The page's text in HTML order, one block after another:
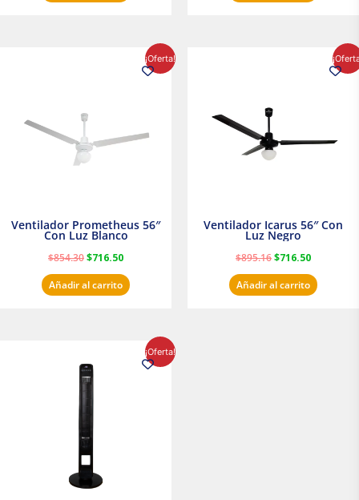
¡Oferta!
Ventilador Prometheus 56″
Con Luz Blanco
$854.30$716.50
precio
actual
Añadir al carrito
Ventilador Icarus 56″ Con
Luz Negro
$895.16$716.50
precio
actual
Añadir al carrito
¡Oferta!
original
era:
precio
actual